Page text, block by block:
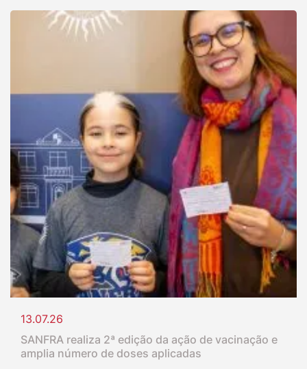
13.07.26
SANFRA realiza 2ª edição da ação de vacinação e
amplia número de doses aplicadas